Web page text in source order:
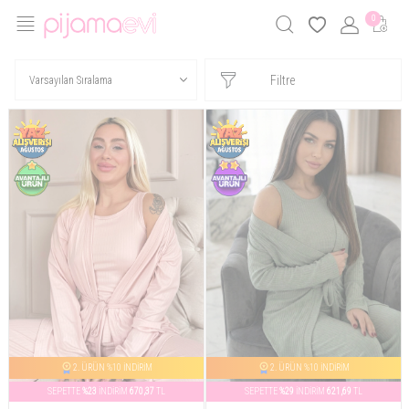
0
Filtre
2. ÜRÜN %10 İNDİRİM
SEPETTE%23 İNDİRİM 670,37 TL
2. ÜRÜN %10 İNDİRİM
SEPETTE%29 İNDİRİM 621,69 TL